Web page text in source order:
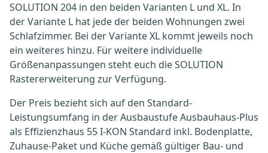
SOLUTION 204 in den beiden Varianten L und XL. In
der Variante L hat jede der beiden Wohnungen zwei
Schlafzimmer. Bei der Variante XL kommt jeweils noch
ein weiteres hinzu. Für weitere individuelle
Größenanpassungen steht euch die SOLUTION
Rastererweiterung zur Verfügung.
Der Preis bezieht sich auf den Standard-
Leistungsumfang in der Ausbaustufe Ausbauhaus-Plus
als Effizienzhaus 55 I-KON Standard inkl. Bodenplatte,
Zuhause-Paket und Küche gemäß gültiger Bau- und